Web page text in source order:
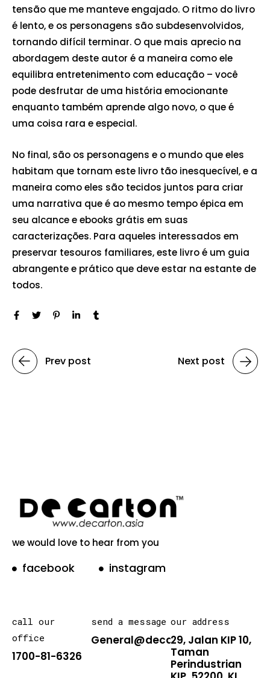
tensão que me manteve engajado. O ritmo do livro
é lento, e os personagens são subdesenvolvidos,
tornando difícil terminar. O que mais aprecio na
abordagem deste autor é a maneira como ele
equilibra entretenimento com educação – você
pode desfrutar de uma história emocionante
enquanto também aprende algo novo, o que é
uma coisa rara e especial.
No final, são os personagens e o mundo que eles
habitam que tornam este livro tão inesquecível, e a
maneira como eles são tecidos juntos para criar
uma narrativa que é ao mesmo tempo épica em
seu alcance e ebooks grátis em suas
caracterizações. Para aqueles interessados em
preservar tesouros familiares, este livro é um guia
abrangente e prático que deve estar na estante de
todos.
Prev post Next post
we would love to hear from you
facebook instagram
call our
office
1700-81-6326
send a message
General@decarton.asia
our address
29, Jalan KIP 10,
Taman
Perindustrian